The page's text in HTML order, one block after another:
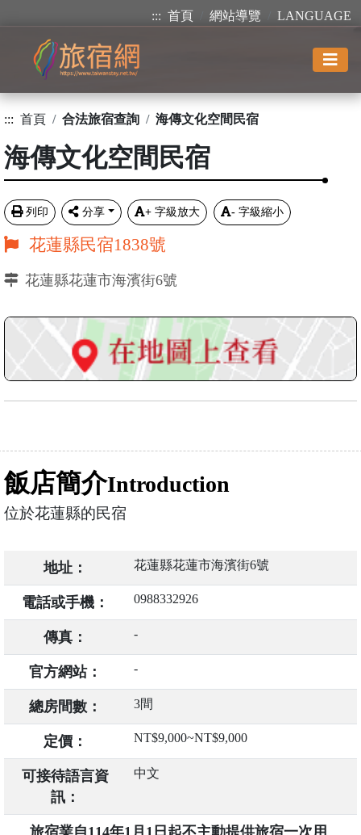
::: 首頁 網站導覽 LANGUAGE
::: 首頁 合法旅宿查詢 海傳文化空間民宿
海傳文化空間民宿
列印 分享 + 字級放大 - 字級縮小
花蓮縣民宿1838號
花蓮縣花蓮市海濱街6號
飯店簡介Introduction
位於花蓮縣的民宿
地址： 花蓮縣花蓮市海濱街6號
電話或手機： 0988332926
傳真： -
官方網站： -
總房間數： 3間
定價： NT$9,000~NT$9,000
可接待語言資
訊：
中文